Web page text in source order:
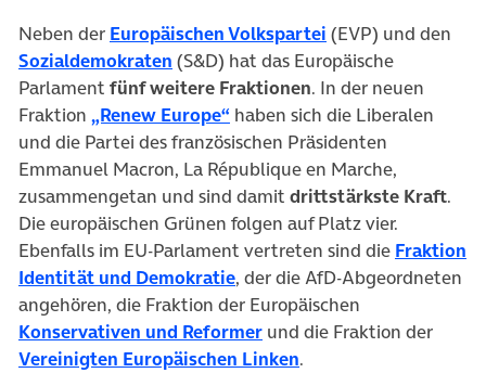
Neben der Europäischen Volkspartei (öffnet in neuem
(EVP) und den
Sozialdemokraten (öffnet in neuem Tab)
(S&D) hat das Europäische
Parlament fünf weitere Fraktionen. In der neuen
Fraktion „Renew Europe“ (öffnet in neuem Tab)
haben sich die Liberalen
und die Partei des französischen Präsidenten
Emmanuel Macron, La République en Marche,
zusammengetan und sind damit drittstärkste Kraft.
Die europäischen Grünen folgen auf Platz vier.
Ebenfalls im EU-Parlament vertreten sind die Fraktion
Identität und Demokratie(öffnet in neuem Tab)
, der die AfD-Abgeordneten
angehören, die Fraktion der Europäischen
Konservativen und Reformer(öffnet in neuem Tab)
und die Fraktion der
Vereinigten Europäischen Linken(öffnet in neuem Tab)
.